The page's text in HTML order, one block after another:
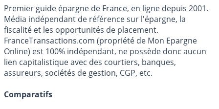
Premier guide épargne de France, en ligne depuis 2001.
Média indépendant de référence sur l'épargne, la
fiscalité et les opportunités de placement.
FranceTransactions.com (propriété de Mon Epargne
Online) est 100% indépendant, ne possède donc aucun
lien capitalistique avec des courtiers, banques,
assureurs, sociétés de gestion, CGP, etc.
Comparatifs